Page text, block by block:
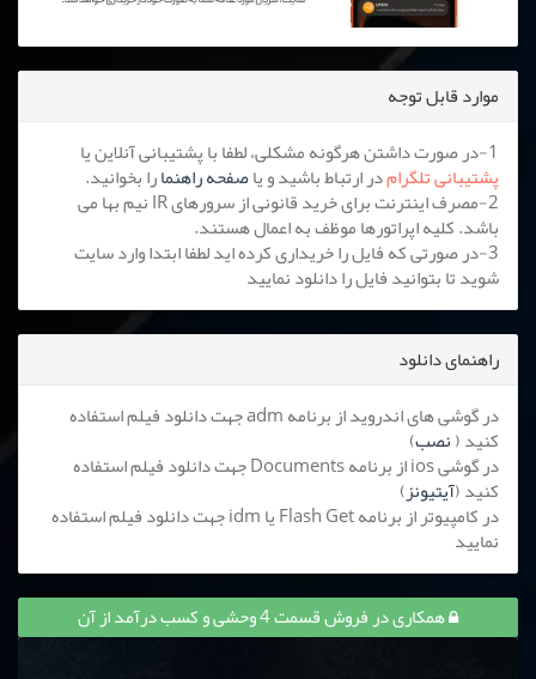
موارد قابل توجه
1-در صورت داشتن هرگونه مشکلی، لطفا با پشتیبانی آنلاین یا
پشتیبانی تلگرامدر ارتباط باشید و یاصفحه راهنمارا بخوانید.
2-مصرف اینترنت برای خرید قانونی از سرورهای IR نیم بها می
باشد. کلیه اپراتورها موظف به اعمال هستند.
3-در صورتی که فایل را خریداری کرده اید لطفا ابتدا وارد سایت
شوید تا بتوانید فایل را دانلود نمایید
راهنمای دانلود
در گوشی های اندروید از برنامه adm جهت دانلود فیلم استفاده
کنید (نصب)
در گوشی ios از برنامه Documents جهت دانلود فیلم استفاده
کنید (آیتیونز)
در کامپیوتر از برنامه Flash Get یا idm جهت دانلود فیلم استفاده
نمایید
همکاری در فروش قسمت 4 وحشی و کسب درآمد از آن